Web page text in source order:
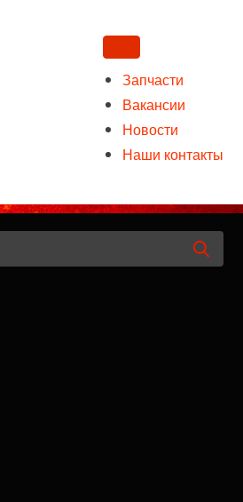
Запчасти
Вакансии
Новости
Наши контакты